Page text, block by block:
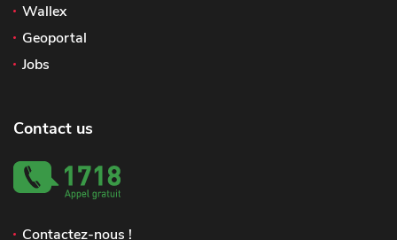
Wallex
Geoportal
Jobs
Contact us
Contactez-nous !